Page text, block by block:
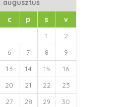
augusztus
c p s
v
1
2
6 7 8
9
13 14 15
16
20 21 22
23
27 28 29
30